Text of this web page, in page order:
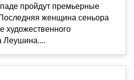
пройдут премьерные
женщина сеньора
художественного
Леушина....